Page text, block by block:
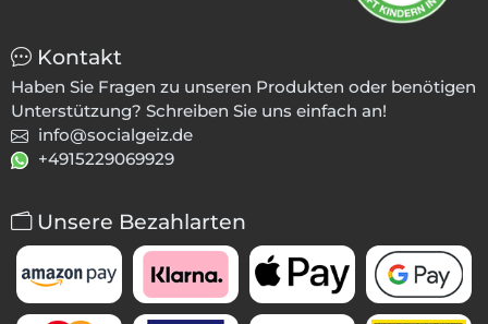
Kontakt
Haben Sie Fragen zu unseren Produkten oder benötigen
Unterstützung? Schreiben Sie uns einfach an!
info@socialgeiz.de
+4915229069929
Unsere Bezahlarten